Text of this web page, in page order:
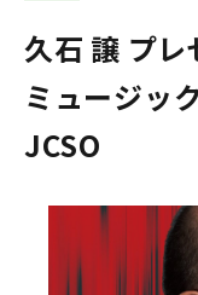
久石 譲 プレ
ミュージッ
JCSO